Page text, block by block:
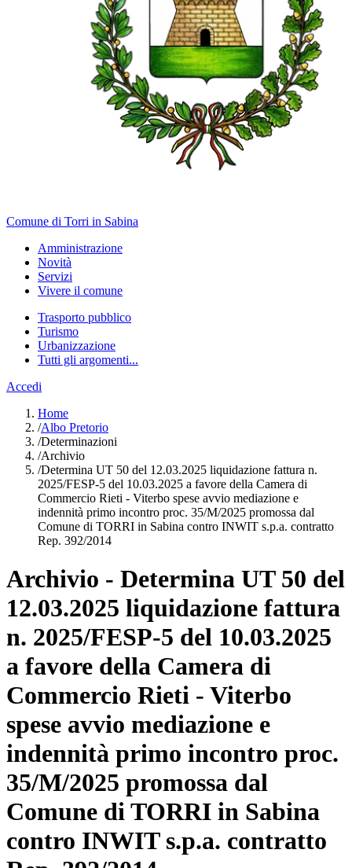
Comune di Torri in Sabina
Amministrazione
Novità
Servizi
Vivere il comune
Trasporto pubblico
Turismo
Urbanizzazione
Tutti gli argomenti...
Accedi
Home
/Albo Pretorio
/Determinazioni
/Archivio
/Determina UT 50 del 12.03.2025 liquidazione fattura n.
2025/FESP-5 del 10.03.2025 a favore della Camera di
Commercio Rieti - Viterbo spese avvio mediazione e
indennità primo incontro proc. 35/M/2025 promossa dal
Comune di TORRI in Sabina contro INWIT s.p.a. contratto
Rep. 392/2014
Archivio - Determina UT 50 del
12.03.2025 liquidazione fattura
n. 2025/FESP-5 del 10.03.2025
a favore della Camera di
Commercio Rieti - Viterbo
spese avvio mediazione e
indennità primo incontro proc.
35/M/2025 promossa dal
Comune di TORRI in Sabina
contro INWIT s.p.a. contratto